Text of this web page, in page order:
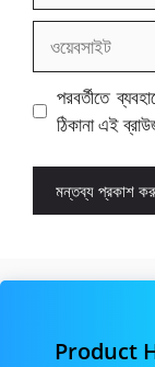
পরবর্তীতে
ঠিকানা এই
Product